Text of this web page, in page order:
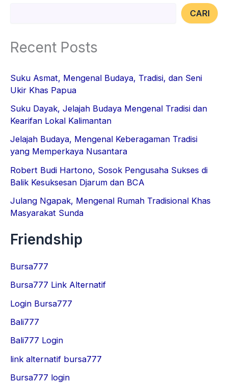
CARI
Recent Posts
Suku Asmat, Mengenal Budaya, Tradisi, dan Seni
Ukir Khas Papua
Suku Dayak, Jelajah Budaya Mengenal Tradisi dan
Kearifan Lokal Kalimantan
Jelajah Budaya, Mengenal Keberagaman Tradisi
yang Memperkaya Nusantara
Robert Budi Hartono, Sosok Pengusaha Sukses di
Balik Kesuksesan Djarum dan BCA
Julang Ngapak, Mengenal Rumah Tradisional Khas
Masyarakat Sunda
Friendship
Bursa777
Bursa777 Link Alternatif
Login Bursa777
Bali777
Bali777 Login
link alternatif bursa777
Bursa777 login